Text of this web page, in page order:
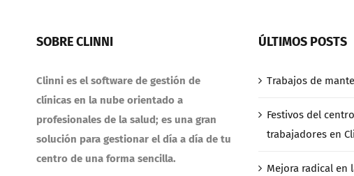
SOBRE CLINNI
Clinni es el software de gestión de
clínicas en la nube orientado a
profesionales de la salud; es una gran
solución para gestionar el día a día de tu
centro de una forma sencilla.
ÚLTIMOS POSTS
Trabajos de
Festivos del
trabajadores en
Mejora radical en